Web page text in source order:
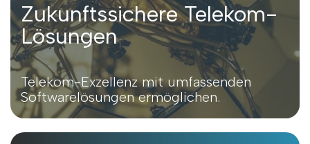
Zukunftssichere Telekom-
Lösungen
Telekom-Exzellenz mit umfassenden
Softwarelösungen ermöglichen.